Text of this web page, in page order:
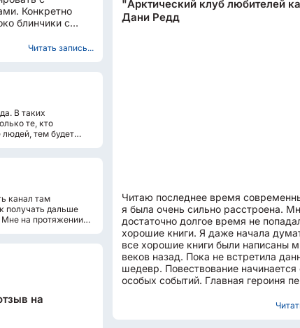
Конкретно
блинчики с
Читать запись...
В таких
те, кто
людей, тем будет
канал там
получать дальше
Мне на протяжении
на
"Арктический клуб любителей
Дани Редд
Читаю последнее время
я была очень сильно расстроена.
достаточно долгое время не
хорошие книги. Я даже начала
все хорошие книги были написаны
веков назад. Пока не встретила
шедевр. Повествование начинается
особых событий. Главная героиня